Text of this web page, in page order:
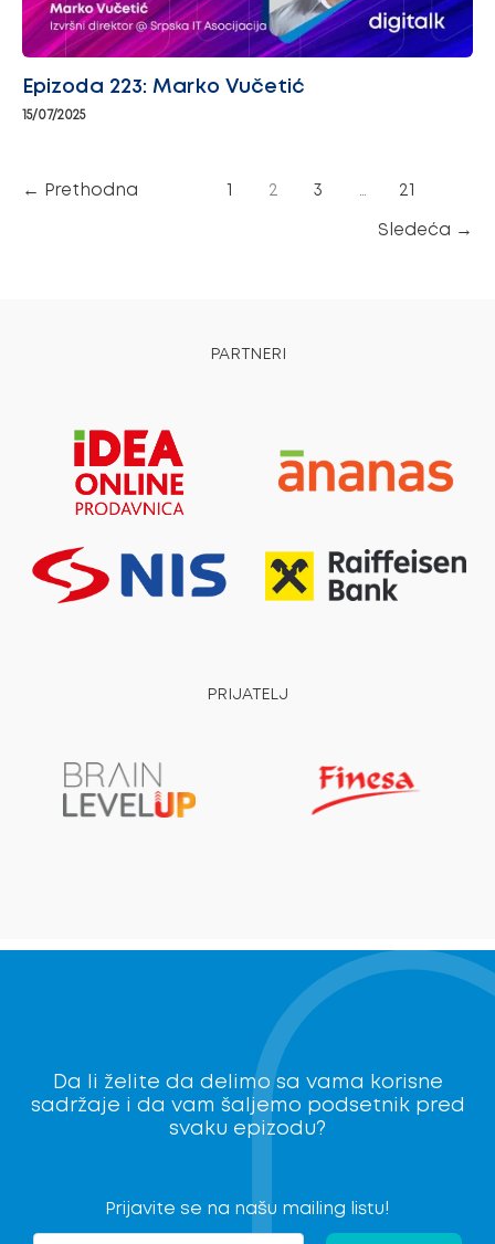
Epizoda 223: Marko Vučetić
15/07/2025
← Prethodna 1 2 3 21
Sledeća →
PARTNERI
PRIJATELJ
Da li želite da delimo sa vama korisne
sadržaje i da vam šaljemo podsetnik pred
svaku epizodu?
Prijavite se na našu mailing listu!